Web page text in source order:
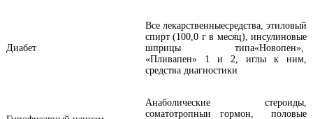
Диабет
Все лекарственныесредства, этиловый
спирт (100,0 г в месяц), инсулиновые
шприцы типа«Новопен»,
«Пливапен» 1 и 2, иглы к ним,
средства диагностики
Анаболические стероиды,
соматотропныи гормон, половые